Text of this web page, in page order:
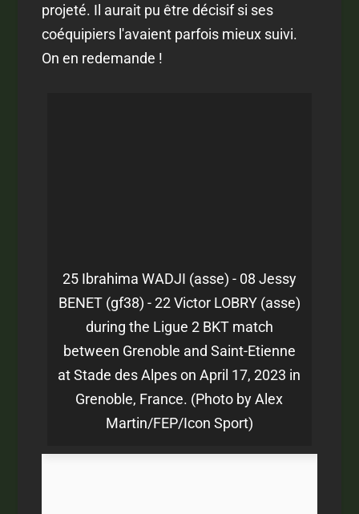
projeté. Il aurait pu être décisif si ses
coéquipiers l'avaient parfois mieux suivi.
On en redemande !
25 Ibrahima WADJI (asse) - 08 Jessy
BENET (gf38) - 22 Victor LOBRY (asse)
during the Ligue 2 BKT match
between Grenoble and Saint-Etienne
at Stade des Alpes on April 17, 2023 in
Grenoble, France. (Photo by Alex
Martin/FEP/Icon Sport)